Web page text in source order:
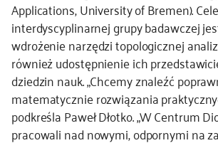
Applications, University of Bremen).
interdyscyplinarnej grupy badawczej
wdrożenie narzędzi topologicznej
również udostępnienie ich
dziedzin nauk. „Chcemy znaleźć
matematycznie rozwiązania
podkreśla Paweł Dłotko. „W Centrum
pracowali nad nowymi, odpornymi na